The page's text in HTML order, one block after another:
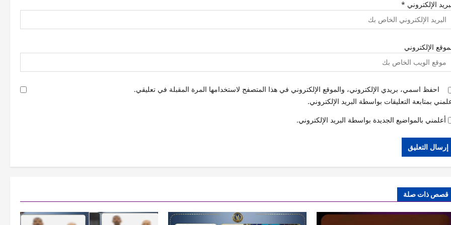
الإلكتروني *
الإلكتروني
احفظ اسمي، بريدي الإلكتروني، والموقع الإلكتروني في هذا المتصفح لاستخدامها المرة المقبلة في تعليقي.
بمتابعة التعليقات بواسطة البريد الإلكتروني.
أعلمني بالمواضيع الجديدة بواسطة البريد الإلكتروني.
قصص ذات صلة